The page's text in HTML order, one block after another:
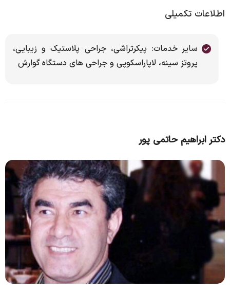
اطلاعات تکمیلی
سایر خدمات: پیکرتراشی، جراحی پلاستیک و زیبایی،
پروتز سینه، لاپاراسکوپی و جراحی های دستگاه گوارش
دکتر ابراهیم حاتمی پور